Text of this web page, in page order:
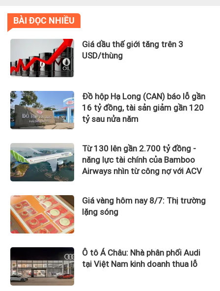
BÀI ĐỌC NHIỀU
Giá dầu thế giới tăng trên 3
USD/thùng
Đồ hộp Hạ Long (CAN) báo lỗ gần
16 tỷ đồng, tài sản giảm gần 120
tỷ sau nửa năm
Từ 130 lên gần 2.700 tỷ đồng -
năng lực tài chính của Bamboo
Airways nhìn từ công nợ với ACV
Giá vàng hôm nay 8/7: Thị trường
lặng sóng
Ô tô Á Châu: Nhà phân phối Audi
tại Việt Nam kinh doanh thua lỗ